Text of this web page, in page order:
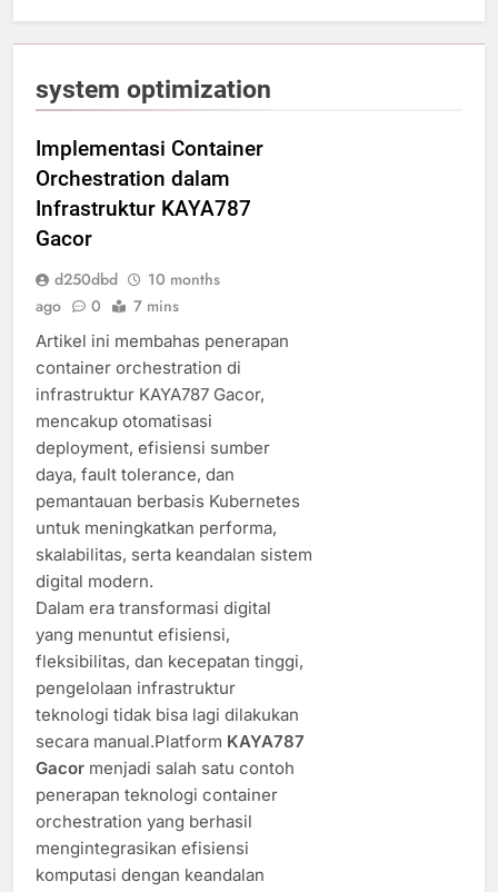
system optimization
Implementasi Container
Orchestration dalam
Infrastruktur KAYA787
Gacor
d250dbd
10 months
ago
0 7 mins
Artikel ini membahas penerapan
container orchestration di
infrastruktur KAYA787 Gacor,
mencakup otomatisasi
deployment, efisiensi sumber
daya, fault tolerance, dan
pemantauan berbasis Kubernetes
untuk meningkatkan performa,
skalabilitas, serta keandalan sistem
digital modern.
Dalam era transformasi digital
yang menuntut efisiensi,
fleksibilitas, dan kecepatan tinggi,
pengelolaan infrastruktur
teknologi tidak bisa lagi dilakukan
secara manual.Platform KAYA787
Gacor menjadi salah satu contoh
penerapan teknologi container
orchestration yang berhasil
mengintegrasikan efisiensi
komputasi dengan keandalan